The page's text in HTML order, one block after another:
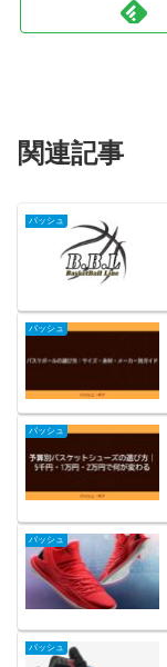
関連記事
バッシュ
バッシュ
バッシュ
バッシュ
バッシュ